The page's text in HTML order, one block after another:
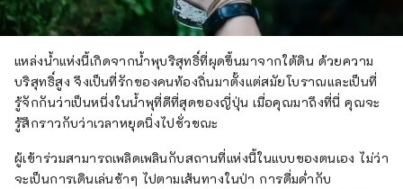
แหล่งน้ำแห่งนี้เกิดจากน้ำพุบริสุทธิ์ที่ผุดขึ้นมาจากใต้ดิน ด้วยความ
บริสุทธิ์สูง จึงเป็นที่รักของคนท้องถิ่นมาตั้งแต่สมัยโบราณและเป็นที่
รู้จักกันว่าเป็นหนึ่งในน้ำพุที่ดีที่สุดของญี่ปุ่น เมื่อคุณมาถึงที่นี่ คุณจะ
รู้สึกราวกับว่าเวลาหยุดนิ่งไปชั่วขณะ
ผู้เข้าร่วมสามารถเพลิดเพลินกับสถานที่แห่งนี้ในแบบของตนเอง ไม่ว่า
จะเป็นการเดินเล่นช้าๆ ไปตามเส้นทางในป่า การดื่มด่ำกับ